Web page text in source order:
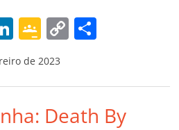
Li
k
e
dI
G
o
o
gl
e
C
y
Li
p
ar
de 2023
Death By